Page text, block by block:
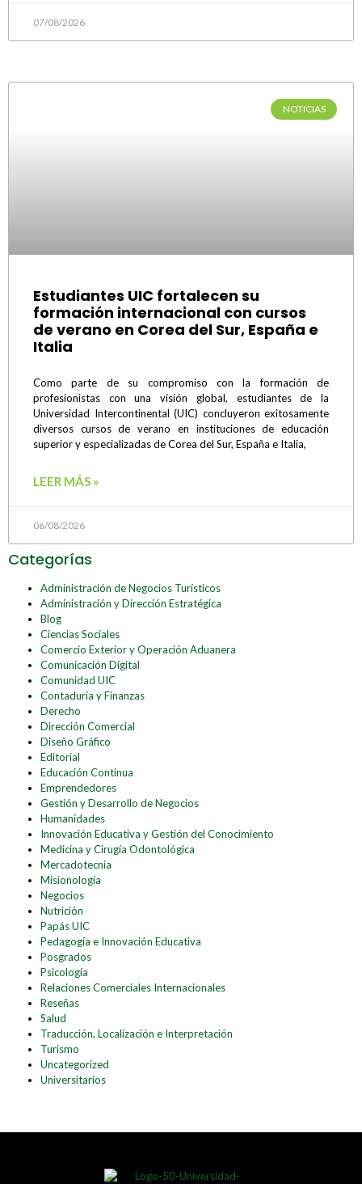
07/08/2026
NOTICIAS
Estudiantes UIC fortalecen su
formación internacional con cursos
de verano en Corea del Sur, España e
Italia
Como parte de su compromiso con la formación de
profesionistas con una visión global, estudiantes de la
Universidad Intercontinental (UIC) concluyeron exitosamente
diversos cursos de verano en instituciones de educación
superior y especializadas de Corea del Sur, España e Italia,
LEER MÁS »
06/08/2026
Categorías
Administración de Negocios Turísticos
Administración y Dirección Estratégica
Blog
Ciencias Sociales
Comercio Exterior y Operación Aduanera
Comunicación Digital
Comunidad UIC
Contaduría y Finanzas
Derecho
Dirección Comercial
Diseño Gráfico
Editorial
Educación Continua
Emprendedores
Gestión y Desarrollo de Negocios
Humanidades
Innovación Educativa y Gestión del Conocimiento
Medicina y Cirugía Odontológica
Mercadotecnia
Misionología
Negocios
Nutrición
Papás UIC
Pedagogía e Innovación Educativa
Posgrados
Psicología
Relaciones Comerciales Internacionales
Reseñas
Salud
Traducción, Localización e Interpretación
Turismo
Uncategorized
Universitarios